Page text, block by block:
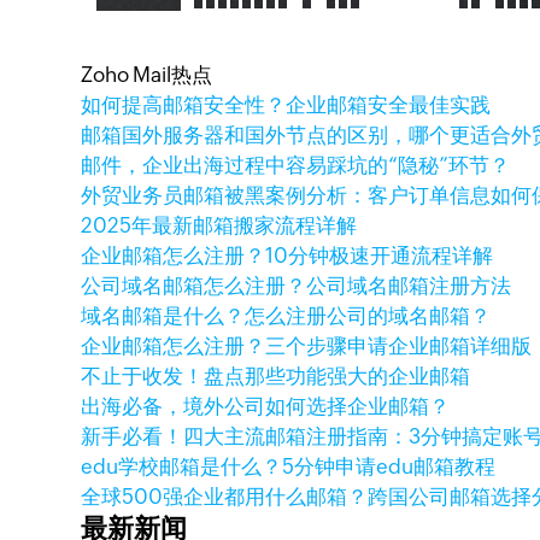
Zoho Mail热点
如何提高邮箱安全性？企业邮箱安全最佳实践
邮箱国外服务器和国外节点的区别，哪个更适合外
邮件，企业出海过程中容易踩坑的“隐秘”环节？
外贸业务员邮箱被黑案例分析：客户订单信息如何
2025年最新邮箱搬家流程详解
企业邮箱怎么注册？10分钟极速开通流程详解
公司域名邮箱怎么注册？公司域名邮箱注册方法
域名邮箱是什么？怎么注册公司的域名邮箱？
企业邮箱怎么注册？三个步骤申请企业邮箱详细版
不止于收发！盘点那些功能强大的企业邮箱
出海必备，境外公司如何选择企业邮箱？
新手必看！四大主流邮箱注册指南：3分钟搞定账
edu学校邮箱是什么？5分钟申请edu邮箱教程
全球500强企业都用什么邮箱？跨国公司邮箱选择
最新新闻